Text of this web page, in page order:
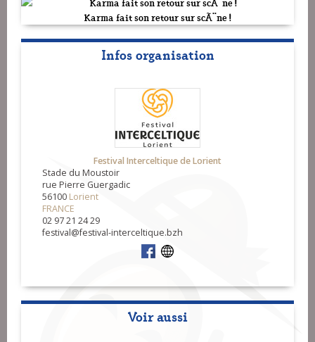
Karma fait son retour sur scÃ¨ne !
Infos organisation
Festival Interceltique de Lorient
Stade du Moustoir
rue Pierre Guergadic
56100 Lorient
FRANCE
02 97 21 24 29
festival@festival-interceltique.bzh
Voir aussi